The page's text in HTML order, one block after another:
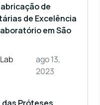
de
de Excelência
em São
ago 13,
2023